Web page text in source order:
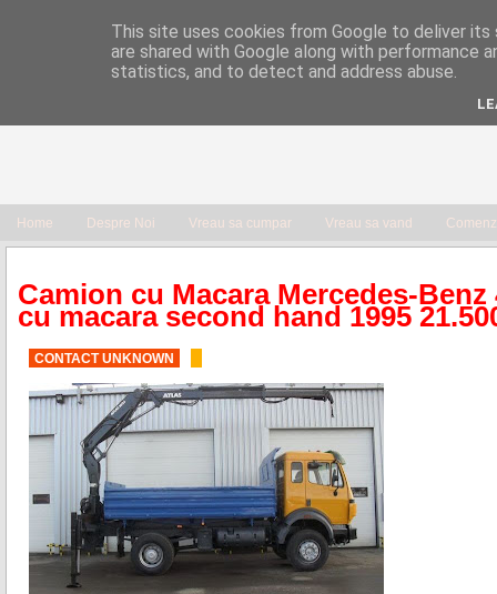
Home Despre Noi Vreau sa cumpar Vreau sa vand
Camion cu Macara Mercedes-
cu macara second hand 1995
CONTACT UNKNOWN
This site uses cookies from Google to deliver
are shared with Google along with performance
statistics, and to detect and address abuse.